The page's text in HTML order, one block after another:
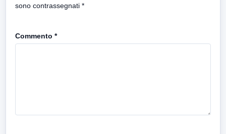
sono contrassegnati *
Commento *